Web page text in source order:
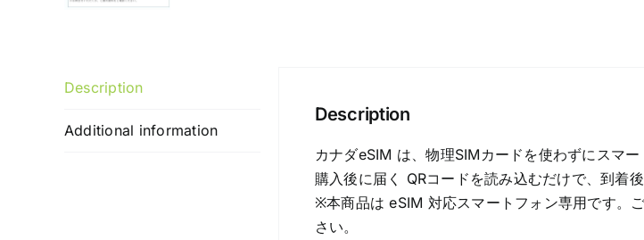
Description
Additional information
Description
カナダeSIM は、物理SIMカードを使わずにスマ
購入後に届く QRコードを読み込むだけで、到着
※本商品は eSIM 対応スマートフォン専用です。
さい。